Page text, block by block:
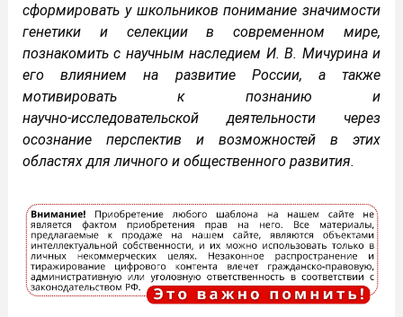
сформировать у школьников понимание значимости
генетики и селекции в современном мире,
познакомить с научным наследием И. В. Мичурина и
его влиянием на развитие России, а также
мотивировать к познанию и
научно‑исследовательской деятельности через
осознание перспектив и возможностей в этих
областях для личного и общественного развития.